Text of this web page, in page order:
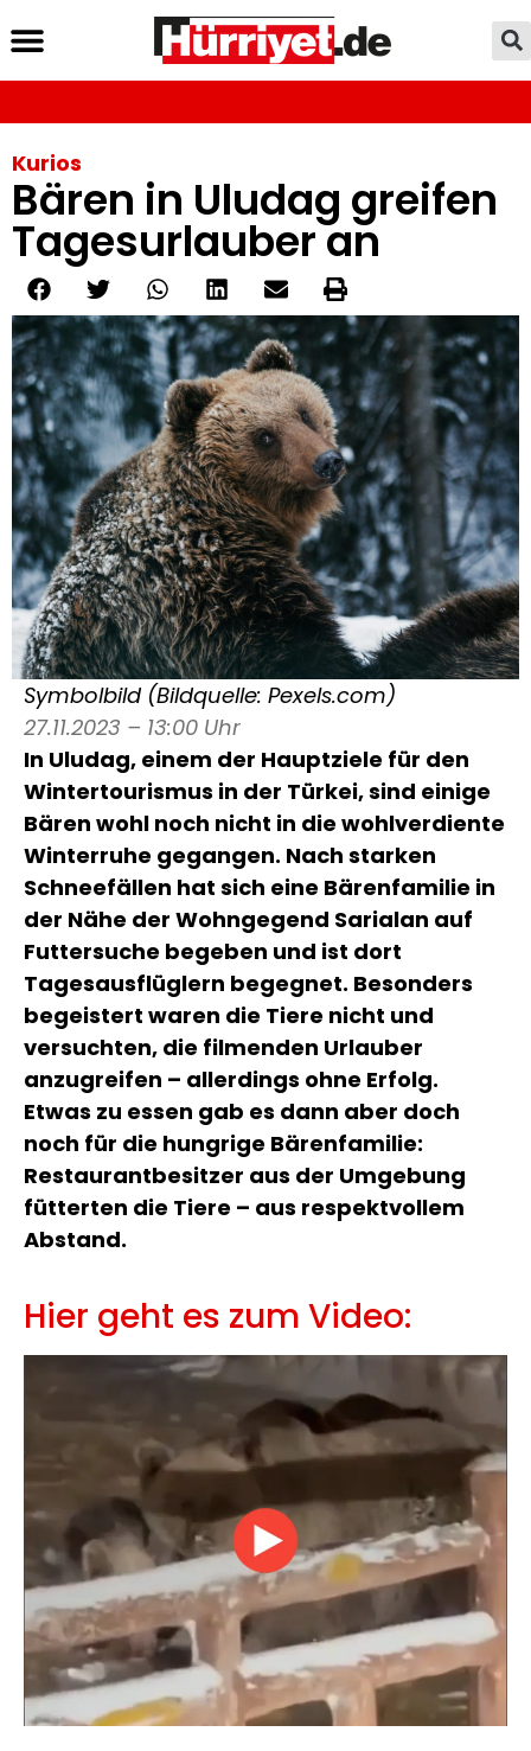
Kurios
Bären in Uludag greifen
Tagesurlauber an
Symbolbild (Bildquelle: Pexels.com)
27.11.2023 – 13:00 Uhr
In Uludag, einem der Hauptziele für den
Wintertourismus in der Türkei, sind einige
Bären wohl noch nicht in die wohlverdiente
Winterruhe gegangen. Nach starken
Schneefällen hat sich eine Bärenfamilie in
der Nähe der Wohngegend Sarialan auf
Futtersuche begeben und ist dort
Tagesausflüglern begegnet. Besonders
begeistert waren die Tiere nicht und
versuchten, die filmenden Urlauber
anzugreifen – allerdings ohne Erfolg.
Etwas zu essen gab es dann aber doch
noch für die hungrige Bärenfamilie:
Restaurantbesitzer aus der Umgebung
fütterten die Tiere – aus respektvollem
Abstand.
Hier geht es zum Video: